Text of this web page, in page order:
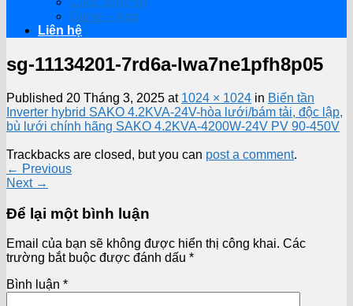
Game – App
Liên hệ
sg-11134201-7rd6a-lwa7ne1pfh8p05
Published 20 Tháng 3, 2025 at 1024 × 1024 in Biến tần
Inverter hybrid SAKO 4.2KVA-24V-hòa lưới/bám tải, độc lập,
bù lưới chính hãng SAKO 4.2KVA-4200W-24V PV 90-450V
Trackbacks are closed, but you can post a comment.
← Previous
Next →
Để lại một bình luận
Email của bạn sẽ không được hiển thị công khai. Các
trường bắt buộc được đánh dấu *
Bình luận *